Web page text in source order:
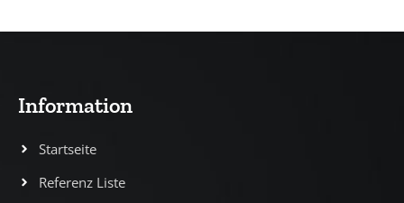
Information
Startseite
Referenz Liste